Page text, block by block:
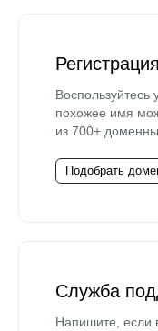
похожее имя
из 700+
Подобрать
Служба
Напишите, если